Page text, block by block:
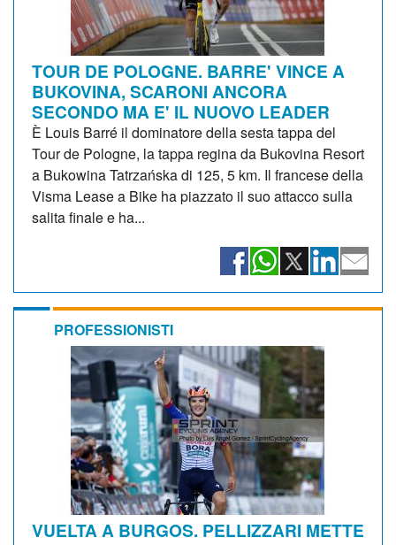
TOUR DE POLOGNE. BARRE' VINCE A
BUKOVINA, SCARONI ANCORA
SECONDO MA E' IL NUOVO LEADER
È Louis Barré il dominatore della sesta tappa del
Tour de Pologne, la tappa regina da Bukovina Resort
a Bukowina Tatrzańska di 125, 5 km. Il francese della
Visma Lease a Bike ha piazzato il suo attacco sulla
salita finale e ha...
PROFESSIONISTI
VUELTA A BURGOS. PELLIZZARI METTE